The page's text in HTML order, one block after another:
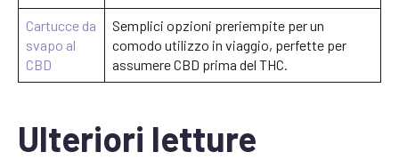
Cartucce da
svapo al
CBD
Semplici opzioni preriempite per un
comodo utilizzo in viaggio, perfette per
assumere CBD prima del THC.
Ulteriori letture